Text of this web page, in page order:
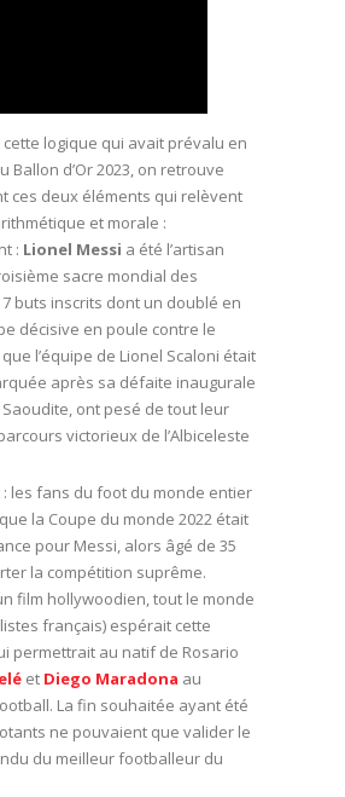
logique qui avait prévalu en
Ballon d’Or 2023, on retrouve
ces deux éléments qui relèvent
et morale :
: Lionel Messi a été l’artisan
sacre mondial des
buts inscrits dont un doublé en
décisive en poule contre le
l’équipe de Lionel Scaloni était
après sa défaite inaugurale
Saoudite, ont pesé de tout leur
victorieux de l’Albiceleste
les fans du foot du monde entier
la Coupe du monde 2022 était
pour Messi, alors âgé de 35
la compétition suprême.
film hollywoodien, tout le monde
français) espérait cette
permettrait au natif de Rosario
et Diego Maradona au
La fin souhaitée ayant été
ne pouvaient que valider le
du meilleur footballeur du